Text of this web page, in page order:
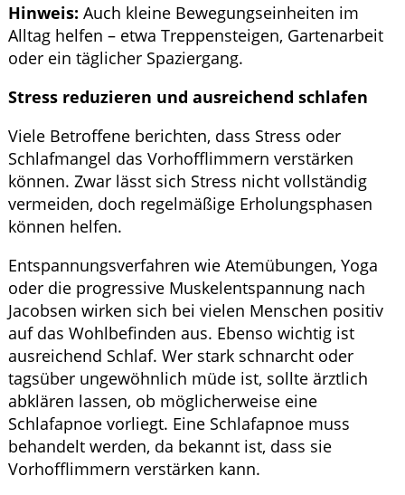
Hinweis: Auch kleine Bewegungseinheiten im
Alltag helfen – etwa Treppensteigen, Gartenarbeit
oder ein täglicher Spaziergang.
Stress reduzieren und ausreichend schlafen
Viele Betroffene berichten, dass Stress oder
Schlafmangel das Vorhofflimmern verstärken
können. Zwar lässt sich Stress nicht vollständig
vermeiden, doch regelmäßige Erholungsphasen
können helfen.
Entspannungsverfahren wie Atemübungen, Yoga
oder die progressive Muskelentspannung nach
Jacobsen wirken sich bei vielen Menschen positiv
auf das Wohlbefinden aus. Ebenso wichtig ist
ausreichend Schlaf. Wer stark schnarcht oder
tagsüber ungewöhnlich müde ist, sollte ärztlich
abklären lassen, ob möglicherweise eine
Schlafapnoe vorliegt. Eine Schlafapnoe muss
behandelt werden, da bekannt ist, dass sie
Vorhofflimmern verstärken kann.